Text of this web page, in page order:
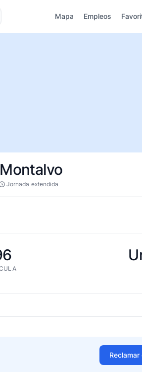
Mapa Empleos
Jornada extendida